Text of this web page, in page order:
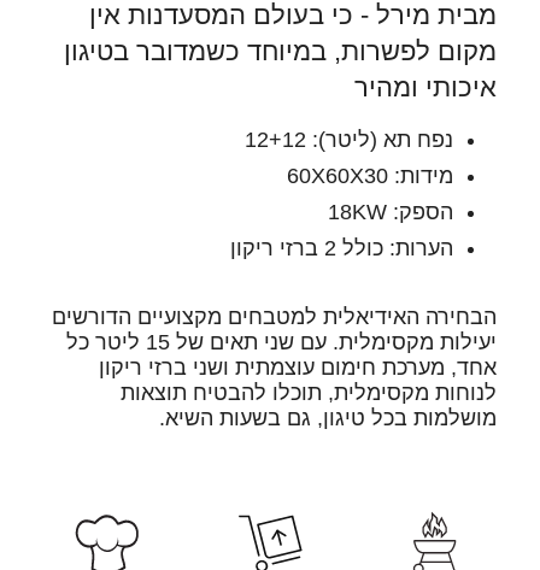
מבית מירל - כי בעולם המסעדנות אין
מקום לפשרות, במיוחד כשמדובר בטיגון
איכותי ומהיר
נפח תא (ליטר): 12+12
מידות: 60X60X30
הספק: 18KW
הערות: כולל 2 ברזי ריקון
הבחירה האידיאלית למטבחים מקצועיים הדורשים
יעילות מקסימלית. עם שני תאים של 15 ליטר כל
אחד, מערכת חימום עוצמתית ושני ברזי ריקון
לנוחות מקסימלית, תוכלו להבטיח תוצאות
מושלמות בכל טיגון, גם בשעות השיא.